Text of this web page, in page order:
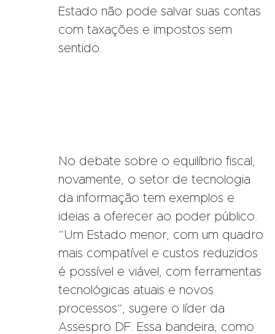
Estado não pode salvar suas contas
com taxações e impostos sem
sentido.
No debate sobre o equilíbrio fiscal,
novamente, o setor de tecnologia
da informação tem exemplos e
ideias a oferecer ao poder público.
“Um Estado menor, com um quadro
mais compatível e custos reduzidos
é possível e viável, com ferramentas
tecnológicas atuais e novos
processos”, sugere o líder da
Assespro DF. Essa bandeira, como